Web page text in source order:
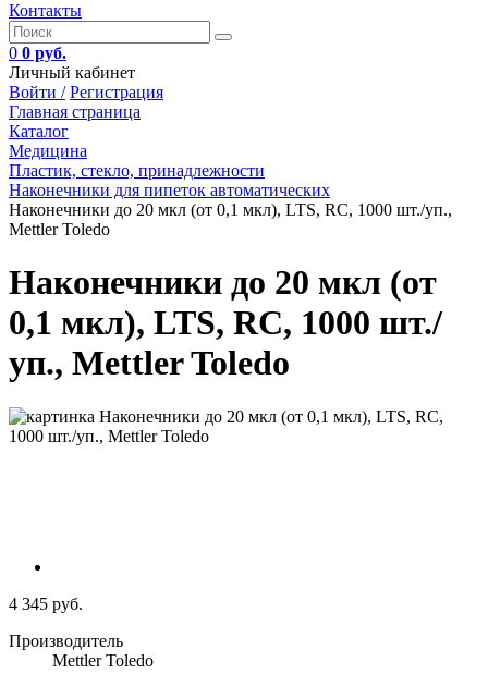
Контакты
0 0 руб.
Личный кабинет
Войти / Регистрация
Главная страница
Каталог
Медицина
Пластик, стекло, принадлежности
Наконечники для пипеток автоматических
Наконечники до 20 мкл (от 0,1 мкл), LTS, RC, 1000 шт./уп.,
Mettler Toledo
Наконечники до 20 мкл (от
0,1 мкл), LTS, RC, 1000 шт./
уп., Mettler Toledo
4 345 руб.
Производитель
Mettler Toledo